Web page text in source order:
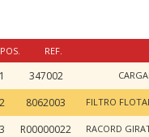
POS. REF.
1 347002
2
8062003
3
R00000022